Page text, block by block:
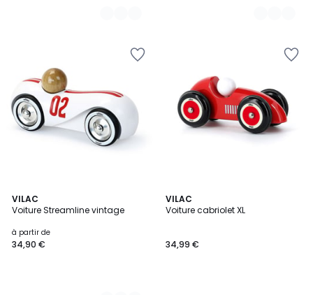
VILAC
Voiture Streamline vintage
à partir de
34,90 €
2
Couleurs
VILAC
Voiture cabriolet XL
34,99 €